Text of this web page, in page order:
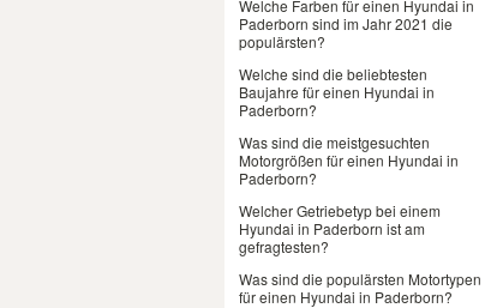
Welche Farben für einen Hyundai in
Paderborn sind im Jahr 2021 die
populärsten?
Welche sind die beliebtesten
Baujahre für einen Hyundai in
Paderborn?
Was sind die meistgesuchten
Motorgrößen für einen Hyundai in
Paderborn?
Welcher Getriebetyp bei einem
Hyundai in Paderborn ist am
gefragtesten?
Was sind die populärsten Motortypen
für einen Hyundai in Paderborn?